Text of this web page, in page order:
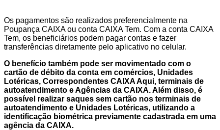
Os pagamentos são realizados preferencialmente na
Poupança CAIXA ou conta CAIXA Tem. Com a conta CAIXA
Tem, os beneficiários podem pagar contas e fazer
transferências diretamente pelo aplicativo no celular.
O benefício também pode ser movimentado com o
cartão de débito da conta em comércios, Unidades
Lotéricas, Correspondentes CAIXA Aqui, terminais de
autoatendimento e Agências da CAIXA. Além disso, é
possível realizar saques sem cartão nos terminais de
autoatendimento e Unidades Lotéricas, utilizando a
identificação biométrica previamente cadastrada em uma
agência da CAIXA.